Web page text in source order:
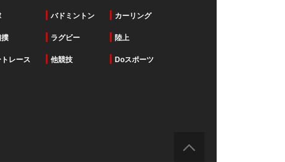
バドミントン カーリング
ラグビー 陸上
レース 他競技 Doスポーツ